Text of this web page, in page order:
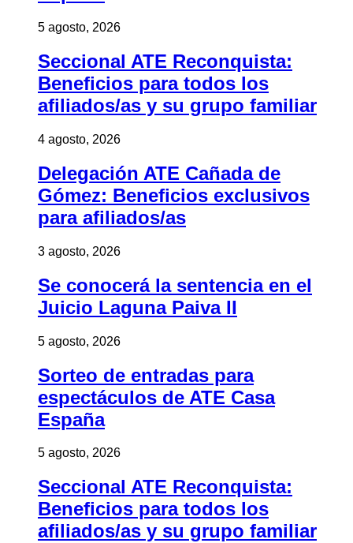
5 agosto, 2026
Seccional ATE Reconquista:
Beneficios para todos los
afiliados/as y su grupo familiar
4 agosto, 2026
Delegación ATE Cañada de
Gómez: Beneficios exclusivos
para afiliados/as
3 agosto, 2026
Se conocerá la sentencia en el
Juicio Laguna Paiva II
5 agosto, 2026
Sorteo de entradas para
espectáculos de ATE Casa
España
5 agosto, 2026
Seccional ATE Reconquista:
Beneficios para todos los
afiliados/as y su grupo familiar